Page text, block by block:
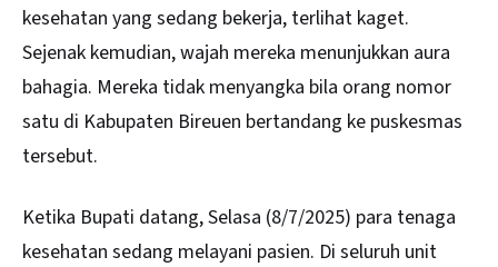
kesehatan yang sedang bekerja, terlihat kaget.
Sejenak kemudian, wajah mereka menunjukkan aura
bahagia. Mereka tidak menyangka bila orang nomor
satu di Kabupaten Bireuen bertandang ke puskesmas
tersebut.
Ketika Bupati datang, Selasa (8/7/2025) para tenaga
kesehatan sedang melayani pasien. Di seluruh unit